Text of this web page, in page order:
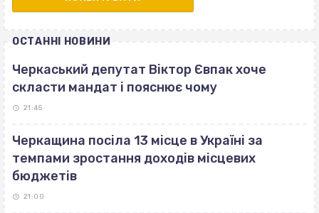
ОСТАННІ НОВИНИ
Черкаський депутат Віктор Євпак хоче
скласти мандат і пояснює чому
21:45
Черкащина посіла 13 місце в Україні за
темпами зростання доходів місцевих
бюджетів
21:00